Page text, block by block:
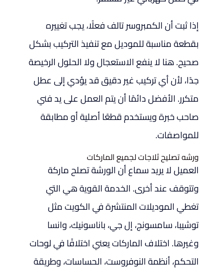
إذا ثبت أن الكمبروسر تالف فعلًا، يجب تغييره
بقطعة مناسبة للموديل مع تنفيذ التركيب بشكل
صحيح. هنا لا ينفع الاستعجال ولا الحلول الرخيصة
جدًا، لأن أي تركيب غير دقيق قد يؤدي إلى عطل
متكرر. الأفضل دائمًا أن يتم العمل على يد فني
صاحب خبرة ويستخدم قطعًا أصلية أو مطابقة
للمواصفات.
ورشه تصليح ثلاجات لجميع الماركات
العميل لا يريد سماع أن الورشة تصلح ماركة
وتتوقف عند أخرى. الخدمة القوية هي التي
تغطي الموديلات المنتشرة في الكويت مثل
توشيبا، سامسونج، إل جي، باناسونيك، وانسا
وغيرها. اختلاف الماركات يعني اختلافًا في لوحات
التحكم، أنظمة النوفروست، الحساسات، وطريقة